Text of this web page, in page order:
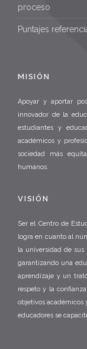
proceso
Puntajes
MISIÓN
Apoyar y aportar
innovador de la
estudiantes y
académicos y
sociedad más
humanos.
VISIÓN
Ser el Centro de
logra en cuanto al
la universidad de
garantizando una
aprendizaje y un
respeto y la
objetivos académicos
educadores se